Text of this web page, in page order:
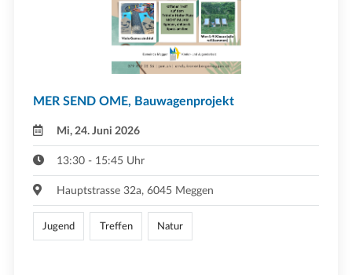
MER SEND OME, Bauwagenprojekt
Mi, 24. Juni 2026
13:30 - 15:45 Uhr
Hauptstrasse 32a, 6045 Meggen
Jugend Treffen Natur